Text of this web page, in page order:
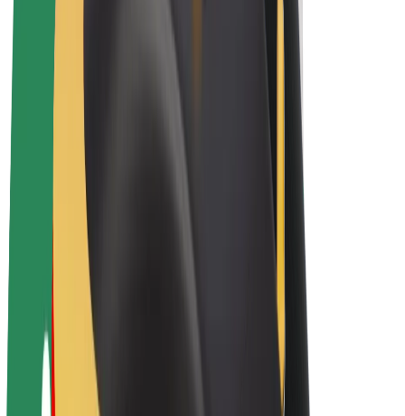
Zarađuj uz Bolt
Zarada vozača
Zarada dostavljača
Bolt Food trgovci
Flote
Franšize
Karijere
O platformi Bolt
Održivost uz Bolt
Projekt nula